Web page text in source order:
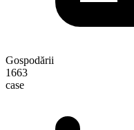
Gospodării
1663
case